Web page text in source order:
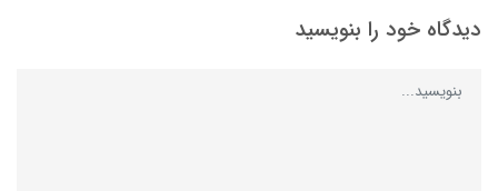
دیدگاه خود را بنویسید